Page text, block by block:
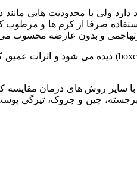
ولی با محدودیت هایی مانند
صرفا از کرم ها و مرطوب
روش های درمان مقایسه
چین و چروک، تیرگی پوست و